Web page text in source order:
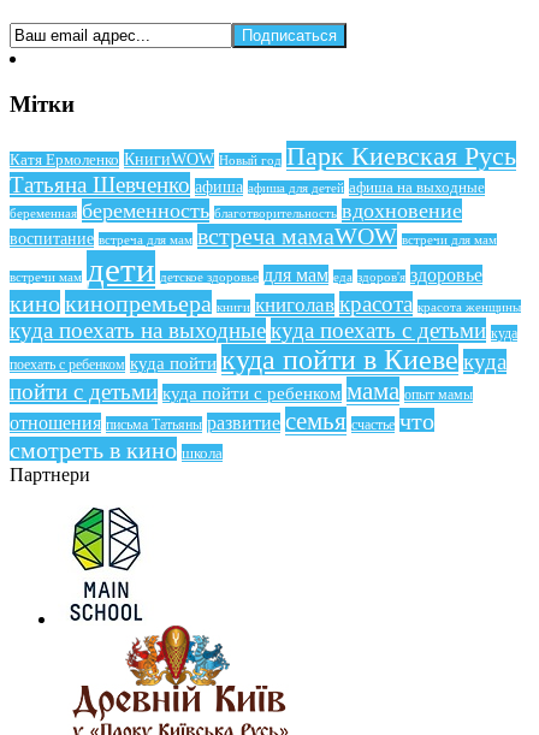
Мітки
Катя Ермоленко КнигиWOW Новый год Парк Киевская Русь
Татьяна Шевченко афиша афиша для детей афиша на выходные
беременная беременность благотворительность вдохновение
воспитание встреча для мам встреча мамаWOW встречи для мам
встречи мам дети детское здоровье для мам еда здоров'я здоровье
кинокинопремьера книги книголав красота красота женщины
куда поехать на выходныекуда поехать с детьми куда
поехать с ребенком куда пойти куда пойти в Киеве куда
пойти с детьми куда пойти с ребенком мама опыт мамы
отношения письма Татьяны развитие семья счастье что
смотреть в кино школа
Партнери